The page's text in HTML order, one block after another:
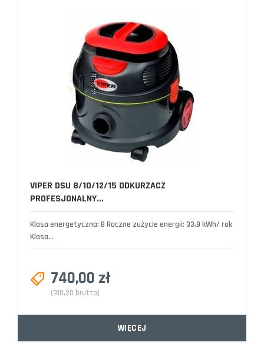
VIPER DSU 8/10/12/15 ODKURZACZ
PROFESJONALNY...
Klasa energetyczna: B Roczne zużycie energii: 33,9 kWh/ rok
Klasa...
740,00 zł
(910,20 brutto)
WIĘCEJ